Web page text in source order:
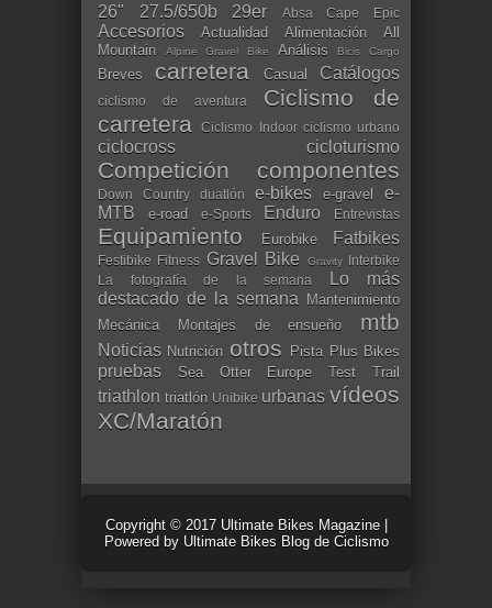
26" 27.5/650b 29er Absa Cape Epic
Accesorios Actualidad Alimentación
All
Mountain
Alpine Gravel Bike Análisis Bicis Cargo
Breves carretera Casual Catálogos
ciclismo de aventura
Ciclismo de
carretera
Ciclismo Indoor ciclismo urbano
ciclocross cicloturismo
Competición componentes
Down Country duatlón e-bikes e-gravel
e-
MTB
e-road e-Sports Enduro Entrevistas
Equipamiento Eurobike Fatbikes
Festibike Fitness Gravel Bike Gravity Interbike
La fotografía de la semana
Lo más
destacado de la semana
Mantenimiento
Mecánica
Montajes de ensueño mtb
Noticias Nutrición otros Pista Plus Bikes
pruebas Sea Otter Europe Test Trail
triathlon triatlón Unibike urbanas vídeos
XC/Maratón
Copyright © 2017 Ultimate Bikes Magazine|
Powered by Ultimate Bikes Blog de Ciclismo